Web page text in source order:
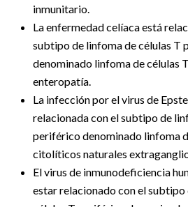
inmunitario.
La enfermedad celíaca está
subtipo de linfoma de células T
denominado linfoma de células
enteropatía.
La infección por el virus de
relacionada con el subtipo de
periférico denominado linfoma
citolíticos naturales
El virus de inmunodeficiencia
estar relacionado con el subtipo